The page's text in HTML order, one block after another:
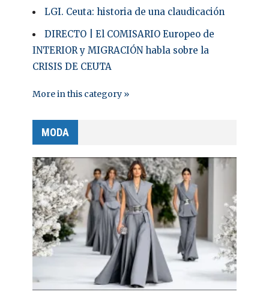
LGI. Ceuta: historia de una claudicación
DIRECTO | El COMISARIO Europeo de
INTERIOR y MIGRACIÓN habla sobre la
CRISIS DE CEUTA
More in this category »
MODA